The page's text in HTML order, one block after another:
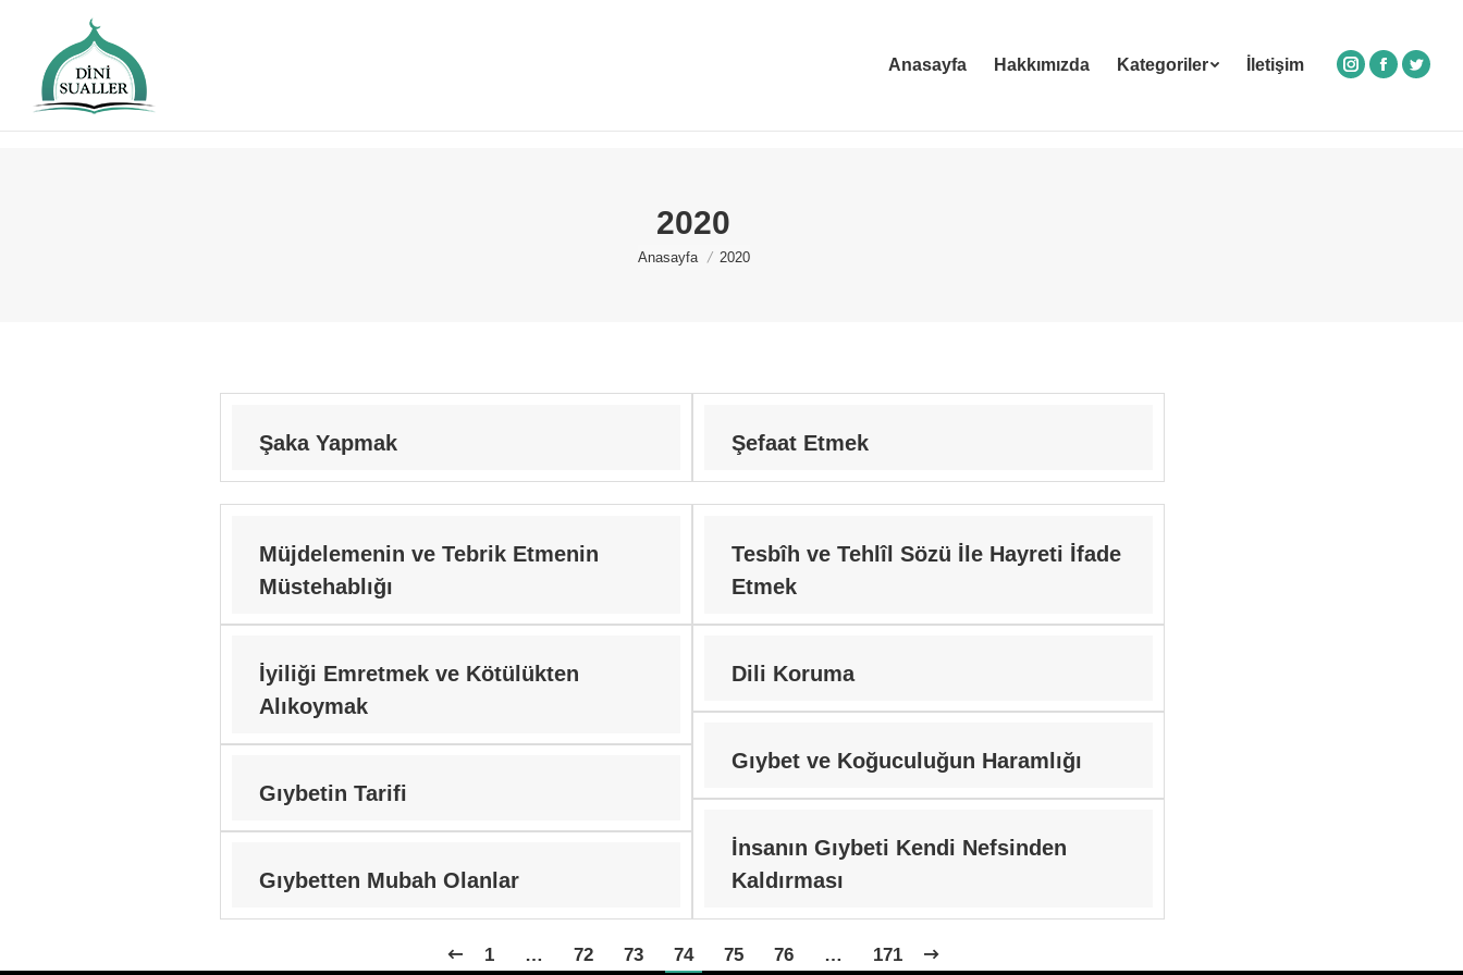
Anasayfa Hakkımızda Kategoriler İletişim
Instagram
Facebook
2020
You are here:
Anasayfa 2020
Şaka Yapmak Şefaat Etmek
Müjdelemenin ve Tebrik Etmenin
Müstehablığı
Tesbîh ve Tehlîl Sözü İle Hayreti İfade
Etmek
İyiliği Emretmek ve Kötülükten
Alıkoymak
Dili Koruma
Gıybet ve Koğuculuğun Haramlığı
Gıybetin Tarifi
İnsanın Gıybeti Kendi Nefsinden
Kaldırması
Gıybetten Mubah Olanlar
1 … 72 73 74 75 76 … 171